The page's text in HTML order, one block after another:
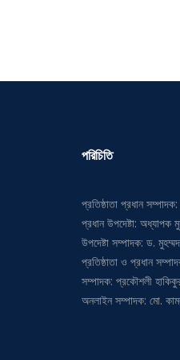
পরিচিতি
প্রতিষ্ঠাতা প্রধান
প্রধান উপদেষ্টা: অধ্যাপক
উপদেষ্টা সম্পাদক: ড.
প্রতিষ্ঠাতা ও প্রধান
সম্পাদক: প্রকৌশলী
অনলাইন সম্পাদক: মো.